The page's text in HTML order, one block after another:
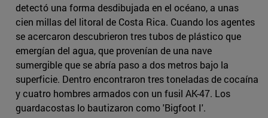
detectó una forma desdibujada en el océano, a unas
cien millas del litoral de Costa Rica. Cuando los agentes
se acercaron descubrieron tres tubos de plástico que
emergían del agua, que provenían de una nave
sumergible que se abría paso a dos metros bajo la
superficie. Dentro encontraron tres toneladas de cocaína
y cuatro hombres armados con un fusil AK-47. Los
guardacostas lo bautizaron como 'Bigfoot I'.